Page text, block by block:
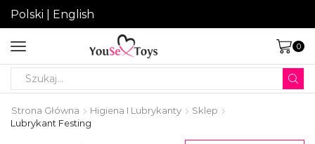
Polski English
0
Strona Główna Higiena I Lubrykanty
Sklep
Lubrykant Festing